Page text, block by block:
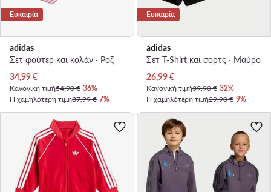
Ευκαιρία
adidas
Σετ φούτερ και κολάν · Ροζ
Τρέχουσα τιμή
34,99€
Κανονική τιμή54,90 €-36%
Η χαμηλότερη τιμή37,99 €-7%
Ευκαιρία
adidas
Σετ T-Shirt και σορτς · Μαύρο
Τρέχουσα τιμή
26,99€
Κανονική τιμή39,90 €-32%
Η χαμηλότερη τιμή29,90 €-9%